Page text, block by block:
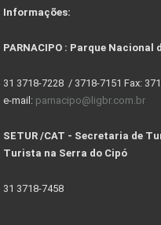
Informações:
PARNACIPO : Parque Nacional
31 3718-7228 / 3718-7151 Fax:
e-mail: parnacipo@ligbr.com.br
SETUR /CAT - Secretaria de
Turista na Serra do Cipó
31 3718-7458